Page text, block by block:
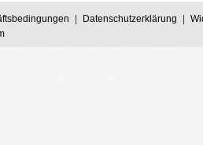
Datenschutzerklärung